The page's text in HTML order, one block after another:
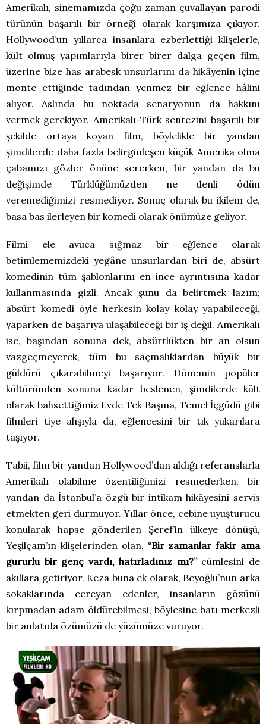
Amerikalı, sinemamızda çoğu zaman çuvallayan parodi
türünün başarılı bir örneği olarak karşımıza çıkıyor.
Hollywood’un yıllarca insanlara ezberlettiği klişelerle,
kült olmuş yapımlarıyla birer birer dalga geçen film,
üzerine bize has arabesk unsurlarını da hikâyenin içine
monte ettiğinde tadından yenmez bir eğlence hâlini
alıyor. Aslında bu noktada senaryonun da hakkını
vermek gerekiyor. Amerikalı-Türk sentezini başarılı bir
şekilde ortaya koyan film, böylelikle bir yandan
şimdilerde daha fazla belirginleşen küçük Amerika olma
çabamızı gözler önüne sererken, bir yandan da bu
değişimde Türklüğümüzden ne denli ödün
veremediğimizi resmediyor. Sonuç olarak bu ikilem de,
basa bas ilerleyen bir komedi olarak önümüze geliyor.
Filmi ele avuca sığmaz bir eğlence olarak
betimlememizdeki yegâne unsurlardan biri de, absürt
komedinin tüm şablonlarını en ince ayrıntısına kadar
kullanmasında gizli. Ancak şunu da belirtmek lazım;
absürt komedi öyle herkesin kolay kolay yapabileceği,
yaparken de başarıya ulaşabileceği bir iş değil. Amerikalı
ise, başından sonuna dek, absürtlükten bir an olsun
vazgeçmeyerek, tüm bu saçmalıklardan büyük bir
güldürü çıkarabilmeyi başarıyor. Dönemin popüler
kültüründen sonuna kadar beslenen, şimdilerde kült
olarak bahsettiğimiz Evde Tek Başına, Temel İçgüdü gibi
filmleri tiye alışıyla da, eğlencesini bir tık yukarılara
taşıyor.
Tabii, film bir yandan Hollywood’dan aldığı referanslarla
Amerikalı olabilme özentiliğimizi resmederken, bir
yandan da İstanbul’a özgü bir intikam hikâyesini servis
etmekten geri durmuyor. Yıllar önce, cebine uyuşturucu
konularak hapse gönderilen Şeref’in ülkeye dönüşü,
Yeşilçam’ın klişelerinden olan, “Bir zamanlar fakir ama
gururlu bir genç vardı, hatırladınız mı?”cümlesini de
akıllara getiriyor. Keza buna ek olarak, Beyoğlu’nun arka
sokaklarında cereyan edenler, insanların gözünü
kırpmadan adam öldürebilmesi, böylesine batı merkezli
bir anlatıda özümüzü de yüzümüze vuruyor.